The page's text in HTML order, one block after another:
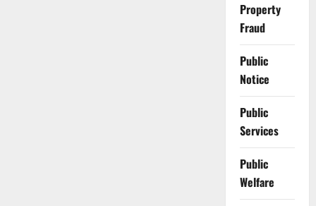
Property
Fraud
Public
Notice
Public
Services
Public
Welfare